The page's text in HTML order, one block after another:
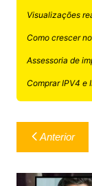
Visualizações
Como crescer
Assessoria de
Comprar IPV4 e
de
Post
Anterior